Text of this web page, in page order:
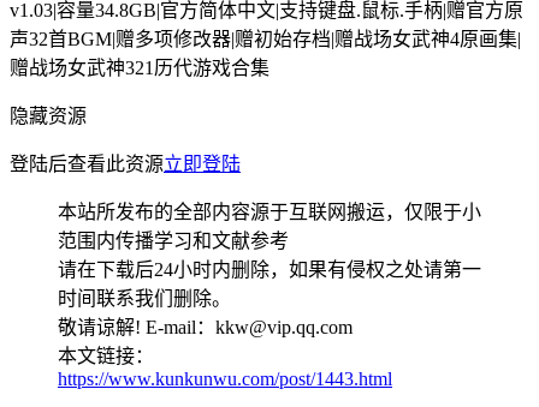
v1.03|容量34.8GB|官方简体中文|支持键盘.鼠标.手柄|赠官方原
声32首BGM|赠多项修改器|赠初始存档|赠战场女武神4原画集|
赠战场女武神321历代游戏合集
隐藏资源
登陆后查看此资源立即登陆
本站所发布的全部内容源于互联网搬运，仅限于小
范围内传播学习和文献参考
请在下载后24小时内删除，如果有侵权之处请第一
时间联系我们删除。
敬请谅解! E-mail：kkw@vip.qq.com
本文链接：
https://www.kunkunwu.com/post/1443.html